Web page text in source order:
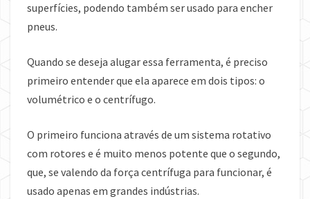
superfícies, podendo também ser usado para encher
pneus.
Quando se deseja alugar essa ferramenta, é preciso
primeiro entender que ela aparece em dois tipos: o
volumétrico e o centrífugo.
O primeiro funciona através de um sistema rotativo
com rotores e é muito menos potente que o segundo,
que, se valendo da força centrífuga para funcionar, é
usado apenas em grandes indústrias.